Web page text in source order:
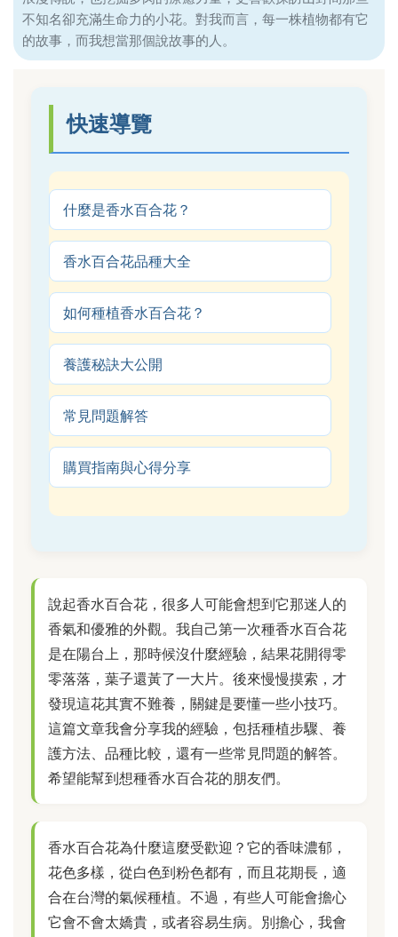
不知名卻充滿生命力的小花。對我而言，每一株植物都有它
的故事，而我想當那個說故事的人。
快速導覽
什麼是香水百合花？
香水百合花品種大全
如何種植香水百合花？
養護秘訣大公開
常見問題解答
購買指南與心得分享
說起香水百合花，很多人可能會想到它那迷人的
香氣和優雅的外觀。我自己第一次種香水百合花
是在陽台上，那時候沒什麼經驗，結果花開得零
零落落，葉子還黃了一大片。後來慢慢摸索，才
發現這花其實不難養，關鍵是要懂一些小技巧。
這篇文章我會分享我的經驗，包括種植步驟、養
護方法、品種比較，還有一些常見問題的解答。
希望能幫到想種香水百合花的朋友們。
香水百合花為什麼這麼受歡迎？它的香味濃郁，
花色多樣，從白色到粉色都有，而且花期長，適
合在台灣的氣候種植。不過，有些人可能會擔心
它會不會太嬌貴，或者容易生病。別擔心，我會